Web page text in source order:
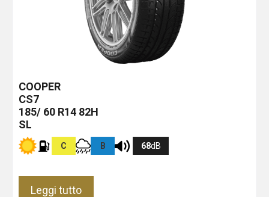
COOPER
CS7
185/ 60 R14 82H
SL
C B 68dB
Leggi tutto